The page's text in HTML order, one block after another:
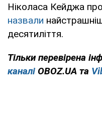
Ніколаса Кейджа
назвали
десятиліття.
Тільки перевірена
каналі OBOZ.UA та